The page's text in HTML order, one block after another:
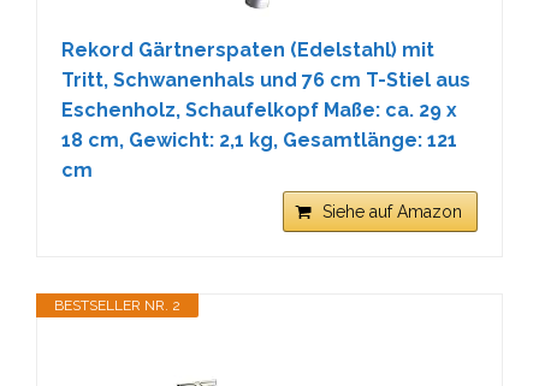
Rekord Gärtnerspaten (Edelstahl) mit
Tritt, Schwanenhals und 76 cm T-Stiel aus
Eschenholz, Schaufelkopf Maße: ca. 29 x
18 cm, Gewicht: 2,1 kg, Gesamtlänge: 121
cm
Siehe auf Amazon
BESTSELLER NR. 2